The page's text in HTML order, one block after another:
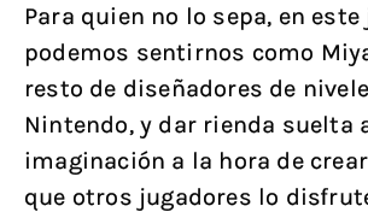
Para quien no lo sepa, en este
podemos sentirnos como
resto de diseñadores de
Nintendo, y dar rienda suelta
imaginación a la hora de
que otros jugadores lo